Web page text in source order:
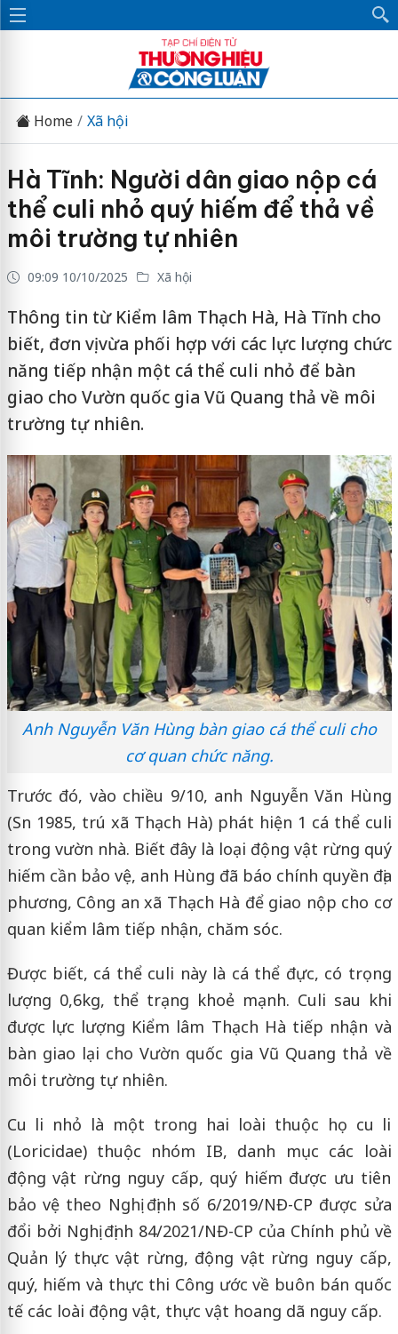
Home Xã hội
Hà Tĩnh: Người dân giao nộp cá
thể culi nhỏ quý hiếm để thả về
môi trường tự nhiên
09:09 10/10/2025 Xã hội
Thông tin từ Kiểm lâm Thạch Hà, Hà Tĩnh cho
biết, đơn vị vừa phối hợp với các lực lượng chức
năng tiếp nhận một cá thể culi nhỏ để bàn
giao cho Vườn quốc gia Vũ Quang thả về môi
trường tự nhiên.
Anh Nguyễn Văn Hùng bàn giao cá thể culi cho
cơ quan chức năng.
Trước đó, vào chiều 9/10, anh Nguyễn Văn Hùng
(Sn 1985, trú xã Thạch Hà) phát hiện 1 cá thể culi
trong vườn nhà. Biết đây là loại động vật rừng quý
hiếm cần bảo vệ, anh Hùng đã báo chính quyền địa
phương, Công an xã Thạch Hà để giao nộp cho cơ
quan kiểm lâm tiếp nhận, chăm sóc.
Được biết, cá thể culi này là cá thể đực, có trọng
lượng 0,6kg, thể trạng khoẻ mạnh. Culi sau khi
được lực lượng Kiểm lâm Thạch Hà tiếp nhận và
bàn giao lại cho Vườn quốc gia Vũ Quang thả về
môi trường tự nhiên.
Cu li nhỏ là một trong hai loài thuộc họ cu li
(Loricidae) thuộc nhóm IB, danh mục các loài
động vật rừng nguy cấp, quý hiếm được ưu tiên
bảo vệ theo Nghị định số 6/2019/NĐ-CP được sửa
đổi bởi Nghị định 84/2021/NĐ-CP của Chính phủ về
Quản lý thực vật rừng, động vật rừng nguy cấp,
quý, hiếm và thực thi Công ước về buôn bán quốc
tế các loài động vật, thực vật hoang dã nguy cấp.